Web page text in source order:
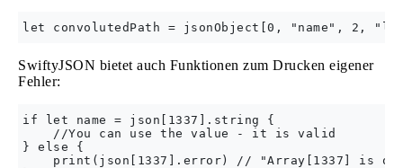
SwiftyJSON bietet auch Funktionen zum Drucken eigener
Fehler:
if let name = json[1337].string {
    //You can use the value - it is valid
} else {
print(json[1337].error) // "Array[1337] is